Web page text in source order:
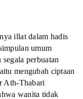
illat dalam hadis
umum
perbuatan
mengubah ciptaan
Ath-Thabari
wanita tidak